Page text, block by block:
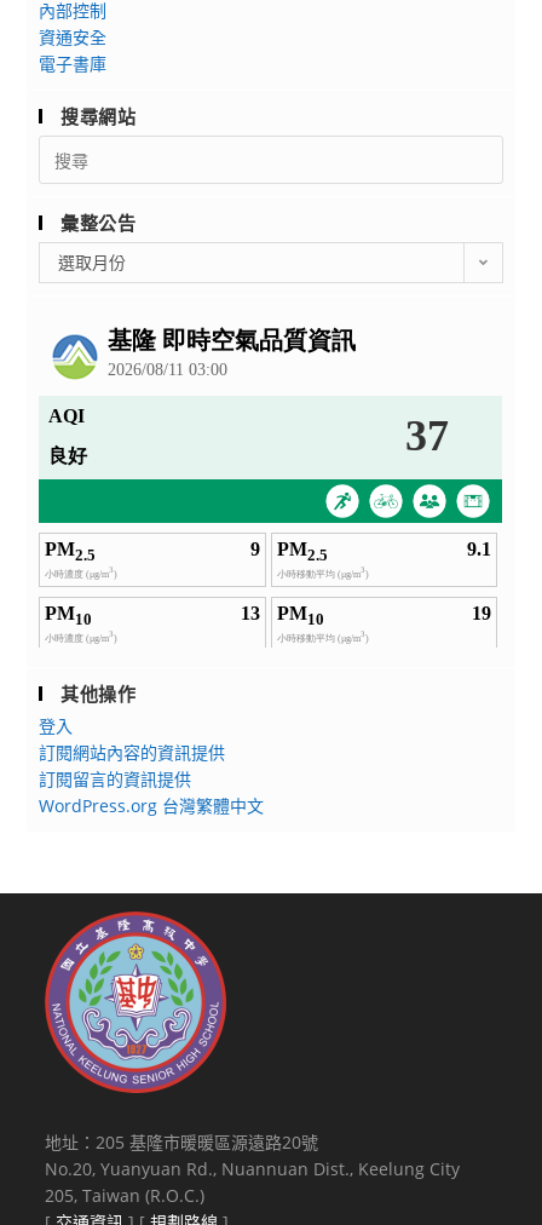
內部控制
資通安全
電子書庫
搜尋網站
Search
for:
彙整公告
整
選取月份
其他操作
登入
訂閱網站內容的資訊提供
訂閱留言的資訊提供
WordPress.org 台灣繁體中文
地址：205 基隆市暖暖區源遠路20號
No.20, Yuanyuan Rd., Nuannuan Dist., Keelung City
205, Taiwan (R.O.C.)